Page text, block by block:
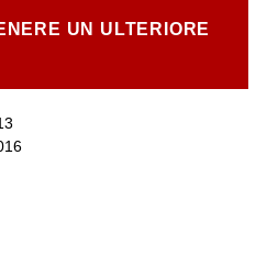
UN ULTERIORE